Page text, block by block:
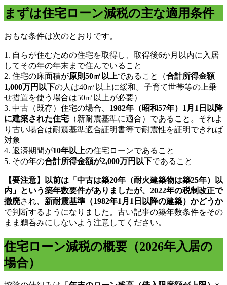
まずは住宅ローン減税の主な適用条件
おもな条件は次のとおりです。
1. 自らが住むための住宅を取得し、取得後6か月以内に入居
してその年の年末まで住んでいること
2. 住宅の床面積が原則50㎡以上であること（合計所得金額
1,000万円以下の人は40㎡以上に緩和。子育て世帯等の上乗
せ措置を使う場合は50㎡以上が必要）
3. 中古（既存）住宅の場合、 1982年（昭和57年）1月1日以降
に建築された住宅 （新耐震基準に適合）であること。それよ
り古い場合は耐震基準適合証明書等で耐震性を証明できれば
対象
4. 返済期間が10年以上の住宅ローンであること
5. その年の合計所得金額が2,000万円以下であること
【要注意】以前は「中古は築20年（耐火建築物は築25年）以
内」という築年数要件がありましたが、2022年の税制改正で
撤廃され、 新耐震基準（1982年1月1日以降の建築）かどうか
で判断するようになりました。古い記事の築年数条件をその
まま鵜呑みにしないよう注意してください。
住宅ローン減税の概要（2026年入居の
場合）